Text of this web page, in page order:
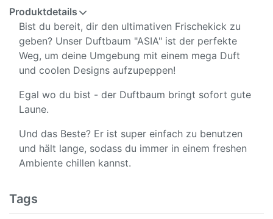
Produktdetails
Bist du bereit, dir den ultimativen Frischekick zu
geben? Unser Duftbaum "ASIA" ist der perfekte
Weg, um deine Umgebung mit einem mega Duft
und coolen Designs aufzupeppen!
Egal wo du bist - der Duftbaum bringt sofort gute
Laune.
Und das Beste? Er ist super einfach zu benutzen
und hält lange, sodass du immer in einem freshen
Ambiente chillen kannst.
Tags